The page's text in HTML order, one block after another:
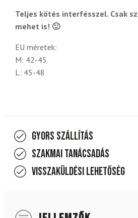
Teljes kötés interfésszel. Csak
mehet is! 🙂
EU méretek:
M: 42-45
L: 45-48
Gyors szállítás
Szakmai tanácsadás
Visszaküldési lehetőség